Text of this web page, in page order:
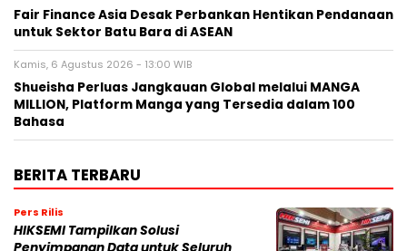
Fair Finance Asia Desak Perbankan Hentikan Pendanaan
untuk Sektor Batu Bara di ASEAN
Kamis, 6 Agustus 2026 - 13:00 WIB
Shueisha Perluas Jangkauan Global melalui MANGA
MILLION, Platform Manga yang Tersedia dalam 100
Bahasa
BERITA TERBARU
Pers Rilis
HIKSEMI Tampilkan Solusi
Penyimpanan Data untuk Seluruh